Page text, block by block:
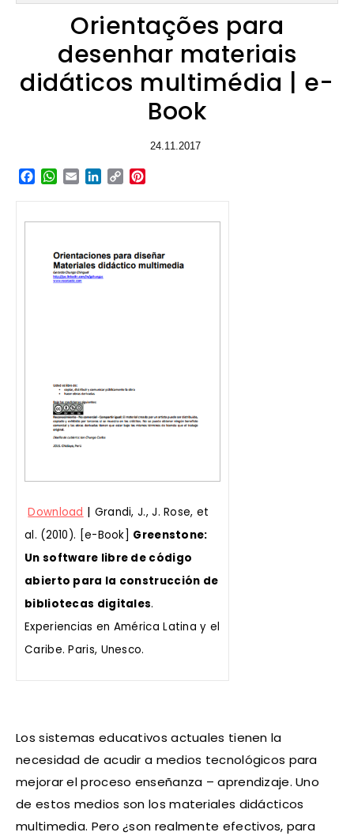
Orientações para
desenhar materiais
didáticos multimédia | e-
Book
24.11.2017
Facebook
WhatsApp
EmailLinkedIn
Copy
Download | Grandi, J., J. Rose, et
al. (2010). [e-Book] Greenstone:
Un software libre de código
abierto para la construcción de
bibliotecas digitales.
Experiencias en América Latina y el
Caribe. Paris, Unesco.
Los sistemas educativos actuales tienen la
necesidad de acudir a medios tecnológicos para
mejorar el proceso enseñanza – aprendizaje. Uno
de estos medios son los materiales didácticos
multimedia. Pero ¿son realmente efectivos, para